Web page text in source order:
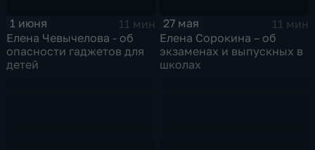
1 июня
11 мин
Елена Чевычелова - об
опасности гаджетов для
детей
27 мая
11 мин
Елена Сорокина – об
экзаменах и выпускных в
школах